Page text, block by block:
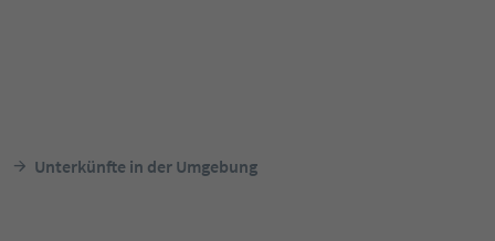
Unterkünfte in der Umgebung